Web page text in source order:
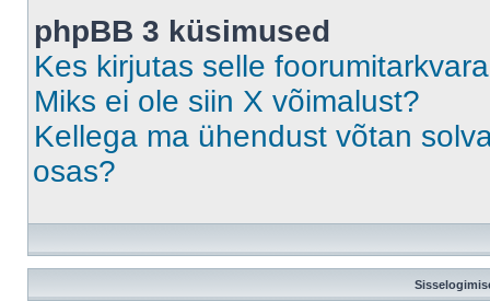
phpBB 3 küsimused
Kes kirjutas selle
Miks ei ole siin X võimalust?
Kellega ma ühendust võtan
osas?